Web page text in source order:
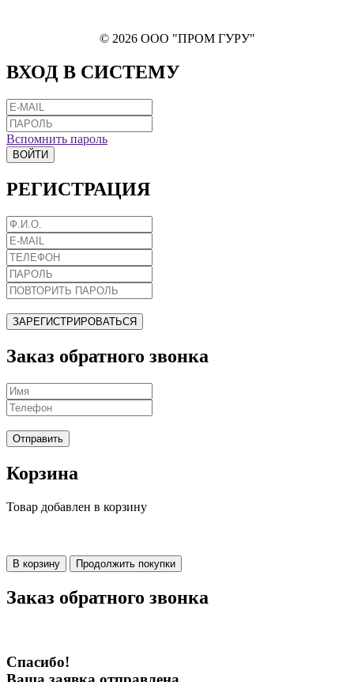
© 2026 ООО "ПРОМ ГУРУ"
ВХОД В СИСТЕМУ
Вспомнить пароль
ВОЙТИ
РЕГИСТРАЦИЯ
ЗАРЕГИСТРИРОВАТЬСЯ
Заказ обратного звонка
Отправить
Корзина
Товар добавлен в корзину
В корзину Продолжить покупки
Заказ обратного звонка
Спасибо!